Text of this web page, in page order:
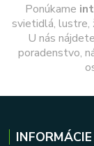
Ponúkame
svietidlá, lustre,
U nás
poradenstvo,
INFORMÁCIE